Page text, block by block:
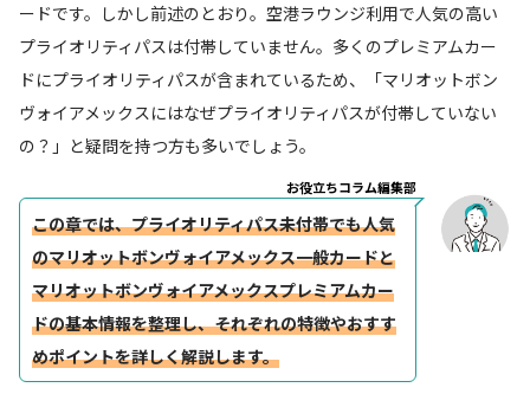
ードです。しかし前述のとおり。空港ラウンジ利用で人気の高い
プライオリティパスは付帯していません。多くのプレミアムカー
ドにプライオリティパスが含まれているため、「マリオットボン
ヴォイアメックスにはなぜプライオリティパスが付帯していない
の？」と疑問を持つ方も多いでしょう。
お役立ちコラム編集部
この章では、プライオリティパス未付帯でも人気
のマリオットボンヴォイアメックス一般カードと
マリオットボンヴォイアメックスプレミアムカー
ドの基本情報を整理し、それぞれの特徴やおすす
めポイントを詳しく解説します。